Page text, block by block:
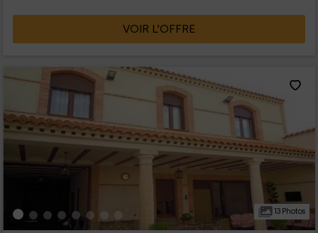
VOIR L’OFFRE
13 Photos